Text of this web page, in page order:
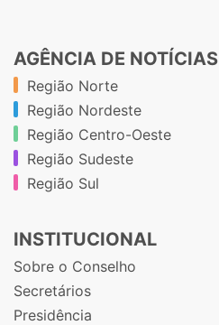
AGÊNCIA DE NOTÍCIAS
Região Norte
Região Nordeste
Região Centro-Oeste
Região Sudeste
Região Sul
INSTITUCIONAL
Sobre o Conselho
Secretários
Presidência